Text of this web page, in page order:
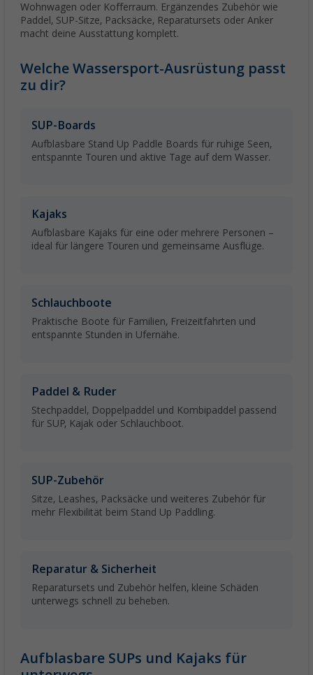
Wohnwagen oder Kofferraum. Ergänzendes Zubehör wie
Paddel, SUP-Sitze, Packsäcke, Reparatursets oder Anker
macht deine Ausstattung komplett.
Welche Wassersport-Ausrüstung passt
zu dir?
SUP-Boards
Aufblasbare Stand Up Paddle Boards für ruhige Seen,
entspannte Touren und aktive Tage auf dem Wasser.
Kajaks
Aufblasbare Kajaks für eine oder mehrere Personen –
ideal für längere Touren und gemeinsame Ausflüge.
Schlauchboote
Praktische Boote für Familien, Freizeitfahrten und
entspannte Stunden in Ufernähe.
Paddel & Ruder
Stechpaddel, Doppelpaddel und Kombipaddel passend
für SUP, Kajak oder Schlauchboot.
SUP-Zubehör
Sitze, Leashes, Packsäcke und weiteres Zubehör für
mehr Flexibilität beim Stand Up Paddling.
Reparatur & Sicherheit
Reparatursets und Zubehör helfen, kleine Schäden
unterwegs schnell zu beheben.
Aufblasbare SUPs und Kajaks für